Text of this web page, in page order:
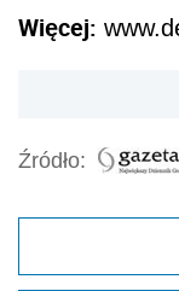
Więcej:
Źródło: